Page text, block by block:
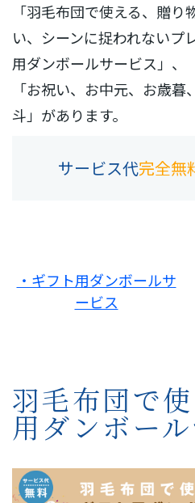
「羽毛布団で使える、贈
い、シーンに捉われないプ
用ダンボールサービス」、
「お祝い、お中元、お歳
斗」があります。
サービス代完全無
・ギフト用ダンボールサ
ービス
羽毛布団で
用ダンボー